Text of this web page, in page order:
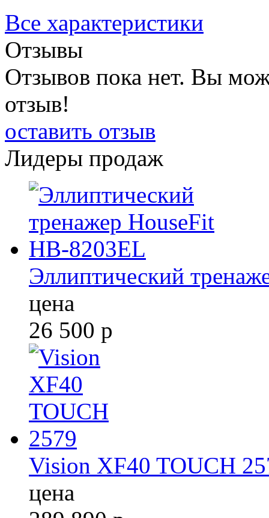
Все характеристики
Отзывы
Отзывов пока нет. Вы
отзыв!
оставить отзыв
Лидеры продаж
Эллиптический
цена
26 500 р
Vision XF40 TOUCH
цена